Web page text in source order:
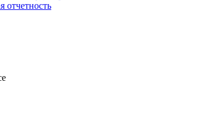
отчетность